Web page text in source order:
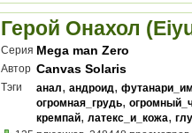
Герой Онахол
Серия Mega man Zero
Автор Canvas Solaris
Тэги анал, андроид,
огромная_грудь,
кремпай, латекс_и_кожа,